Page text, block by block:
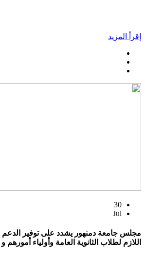
إقرأ المزيد
30
Jul
مجلس جامعة دمنهور يشدد على توفير الدعم
اللازم لطلاب الثانوية العامة وأولياء أمورهم و